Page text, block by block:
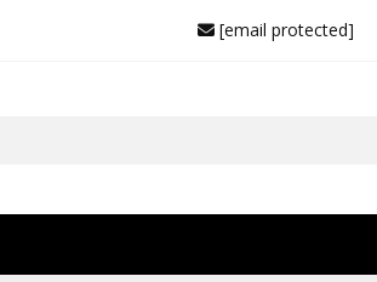
[email protected]